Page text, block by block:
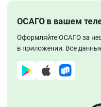
ОСАГО в вашем
Оформляйте ОСАГО за
в приложении. Все